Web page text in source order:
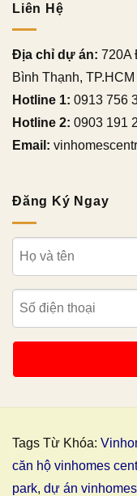
Liên Hệ
Địa chỉ dự án: 720A
Bình Thạnh, TP.HCM
Hotline 1: 0913 756
Hotline 2: 0903 191
Email:
Đăng Ký Ngay
Tags Từ Khóa:
căn hộ vinhomes
park, dự án